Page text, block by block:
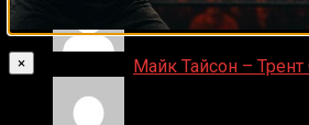
Майк Тайсон – Трент
×